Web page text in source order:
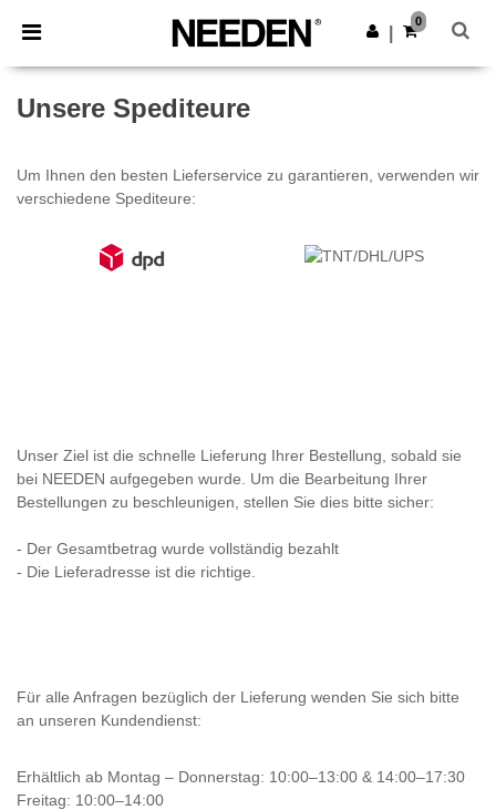
× Needen App
Bessere Preise in der App!
App holen
0
Unsere Spediteure
Um Ihnen den besten Lieferservice zu garantieren, verwenden wir
verschiedene Spediteure:
Unser Ziel ist die schnelle Lieferung Ihrer Bestellung, sobald sie
bei NEEDEN aufgegeben wurde. Um die Bearbeitung Ihrer
Bestellungen zu beschleunigen, stellen Sie dies bitte sicher:
- Der Gesamtbetrag wurde vollständig bezahlt
- Die Lieferadresse ist die richtige.
Für alle Anfragen bezüglich der Lieferung wenden Sie sich bitte
an unseren Kundendienst:
Erhältlich ab Montag – Donnerstag: 10:00–13:00 & 14:00–17:30
Freitag: 10:00–14:00